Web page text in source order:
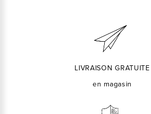
LIVRAISON GRATUITE
en magasin